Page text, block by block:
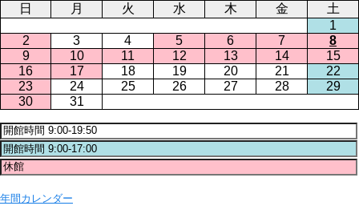
日 月 火 水 木 金
土
1
2
3 4 5 6 7
8
9
10 11 12 13 14
15
16
17 18 19 20 21
22
23
24 25 26 27 28
29
30
31
年間カレンダー